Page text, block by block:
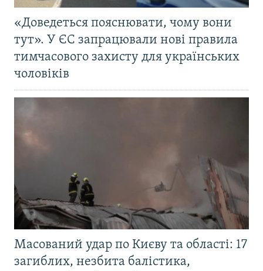
«Доведеться пояснювати, чому вони
тут». У ЄС запрацювали нові правила
тимчасового захисту для українських
чоловіків
Масований удар по Києву та області: 17
загиблих, незбита балістика,